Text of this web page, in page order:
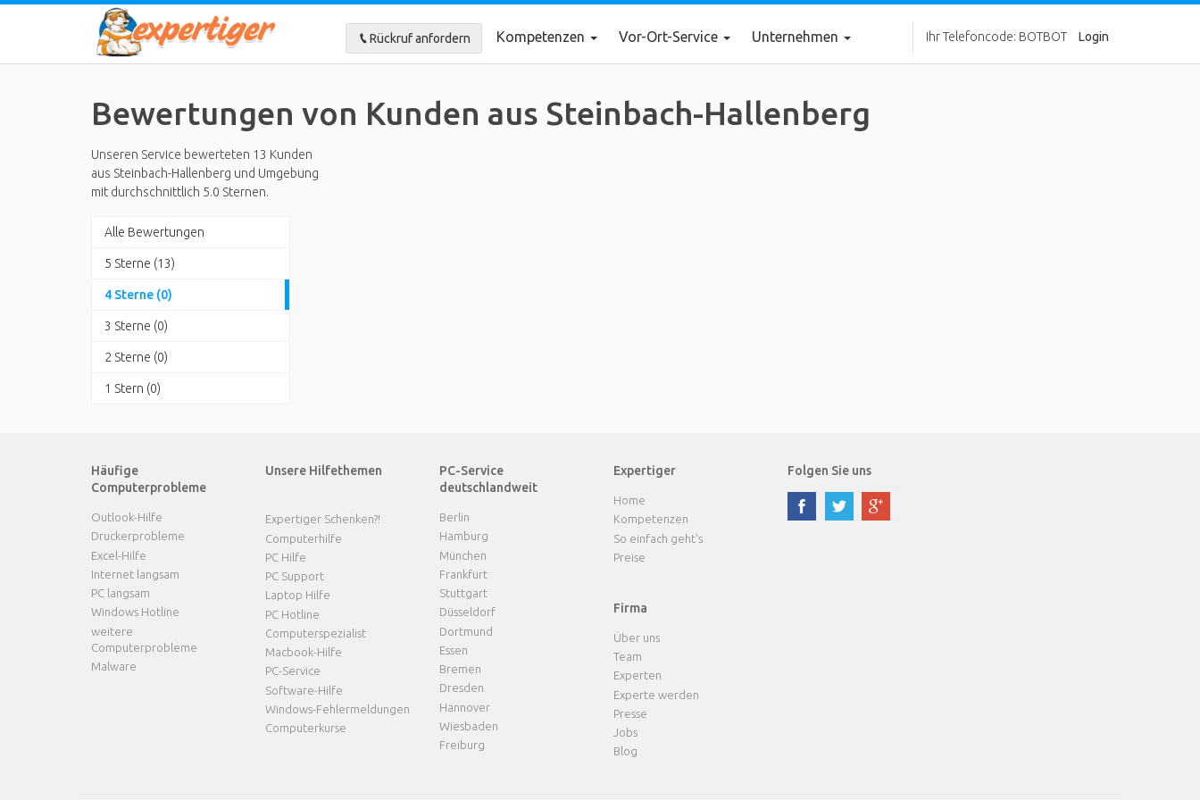
Rückruf anfordern Kompetenzen Vor-Ort-Service Unternehmen Ihr Telefoncode: BOTBOT Login
Bewertungen von Kunden aus Steinbach-Hallenberg
Unseren Service bewerteten 13 Kunden
aus Steinbach-Hallenberg und Umgebung
mit durchschnittlich 5.0 Sternen.
Alle Bewertungen
5 Sterne (13)
4 Sterne (0)
3 Sterne (0)
2 Sterne (0)
1 Stern (0)
Häufige
Computerprobleme
Outlook-Hilfe
Druckerprobleme
Excel-Hilfe
Internet langsam
PC langsam
Windows Hotline
weitere
Computerprobleme
Malware
Unsere Hilfethemen
Expertiger Schenken?!
Computerhilfe
PC Hilfe
PC Support
Laptop Hilfe
PC Hotline
Computerspezialist
Macbook-Hilfe
PC-Service
Software-Hilfe
Windows-Fehlermeldungen
Computerkurse
PC-Service
deutschlandweit
Berlin
Hamburg
München
Frankfurt
Stuttgart
Düsseldorf
Dortmund
Essen
Bremen
Dresden
Hannover
Wiesbaden
Freiburg
Expertiger
Home
Kompetenzen
So einfach geht's
Preise
Firma
Über uns
Team
Experten
Experte werden
Presse
Jobs
Blog
Folgen Sie uns